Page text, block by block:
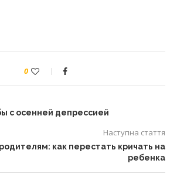
0
с осенней депрессией
Наступна стаття
как перестать кричать на
ребенка